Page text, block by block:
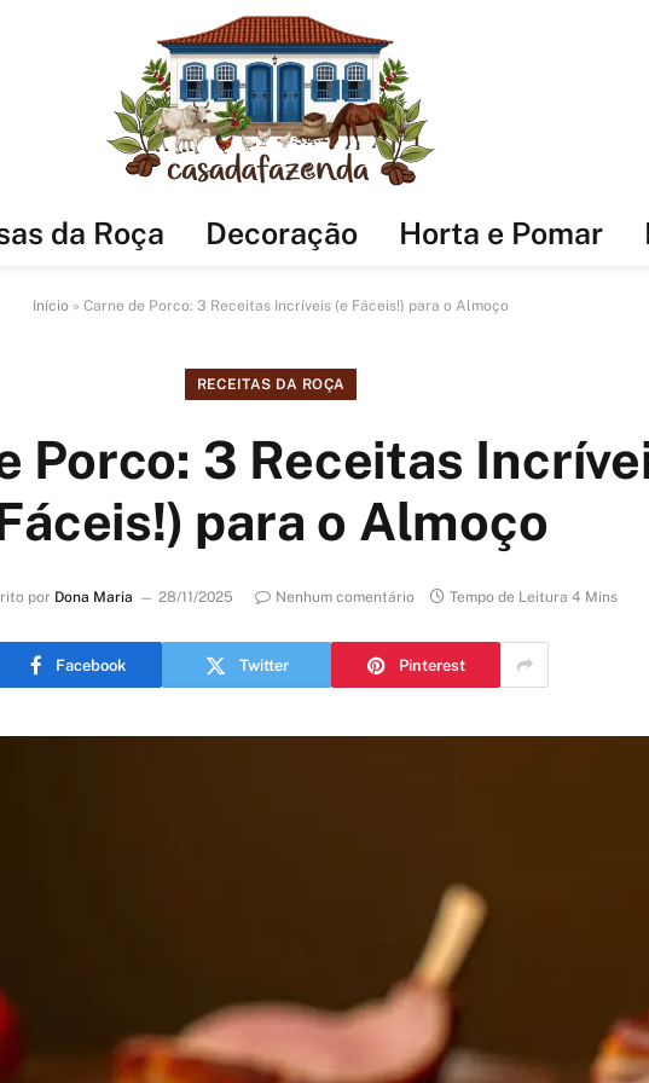
da Roça Decoração Horta e Pomar
Início » Carne de Porco: 3 Receitas Incríveis (e Fáceis!) para o Almoço
RECEITAS DA ROÇA
Porco: 3 Receitas
para o Almoço
por Dona Maria 28/11/2025 Nenhum comentário Tempo de Leitura 4 Mins
Facebook Twitter Pinterest